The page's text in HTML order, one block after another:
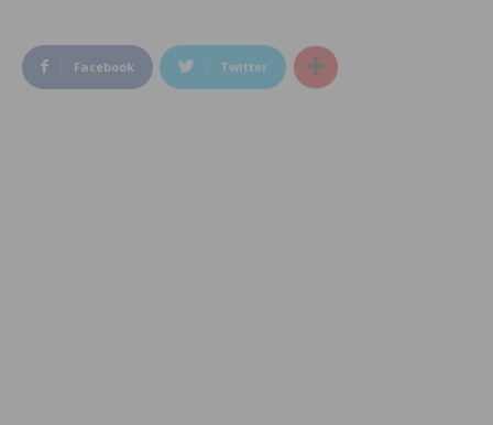
Facebook Twitter